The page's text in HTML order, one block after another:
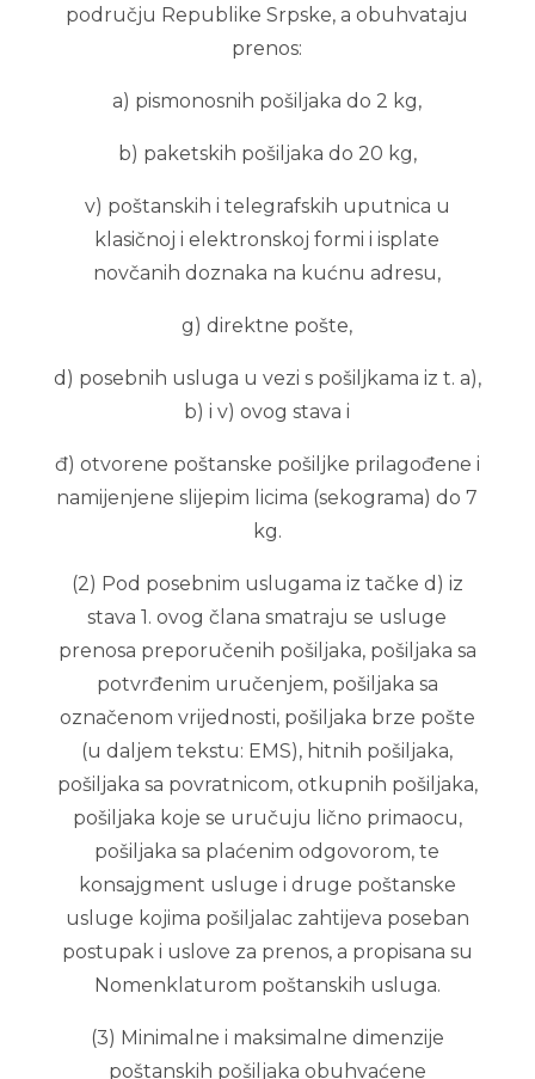
području Republike Srpske, a obuhvataju
prenos:
a) pismonosnih pošiljaka do 2 kg,
b) paketskih pošiljaka do 20 kg,
v) poštanskih i telegrafskih uputnica u
klasičnoj i elektronskoj formi i isplate
novčanih doznaka na kućnu adresu,
g) direktne pošte,
d) posebnih usluga u vezi s pošiljkama iz t. a),
b) i v) ovog stava i
đ) otvorene poštanske pošiljke prilagođene i
namijenjene slijepim licima (sekograma) do 7
kg.
(2) Pod posebnim uslugama iz tačke d) iz
stava 1. ovog člana smatraju se usluge
prenosa preporučenih pošiljaka, pošiljaka sa
potvrđenim uručenjem, pošiljaka sa
označenom vrijednosti, pošiljaka brze pošte
(u daljem tekstu: EMS), hitnih pošiljaka,
pošiljaka sa povratnicom, otkupnih pošiljaka,
pošiljaka koje se uručuju lično primaocu,
pošiljaka sa plaćenim odgovorom, te
konsajgment usluge i druge poštanske
usluge kojima pošiljalac zahtijeva poseban
postupak i uslove za prenos, a propisana su
Nomenklaturom poštanskih usluga.
(3) Minimalne i maksimalne dimenzije
poštanskih pošiljaka obuhvaćene